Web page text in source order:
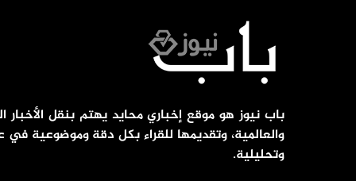
باب نيوز هو موقع إخباري محايد يهتم بنقل الأخبار
والعالمية، وتقديمها للقراء بكل دقة وموضوعية في
وتحليلية.